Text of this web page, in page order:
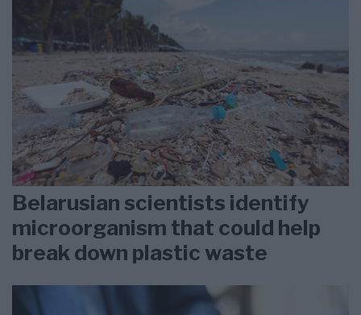
Belarusian scientists identify
microorganism that could help
break down plastic waste